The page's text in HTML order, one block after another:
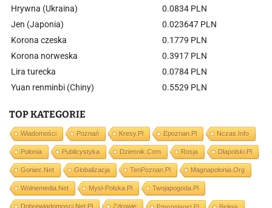
Hrywna (Ukraina)
0.0834 PLN
Jen (Japonia)
0.023647 PLN
Korona czeska
0.1779 PLN
Korona norweska
0.3917 PLN
Lira turecka
0.0784 PLN
Yuan renminbi (Chiny)
0.5529 PLN
TOP KATEGORIE
Wiadomości Poznań Kresy.pl Epoznan.pl Nczas.info
Polonia Publicystyka Dziennik.com Rosja Dlapolski.pl
Goniec.net Globalizacja TenPoznan.pl Magnapolonia.org
Wolnemedia.net Mysl-Polska.pl Twojapogoda.pl
Dobrewiadomosci.net.pl Zdrowie Prisonplanet.pl Religia